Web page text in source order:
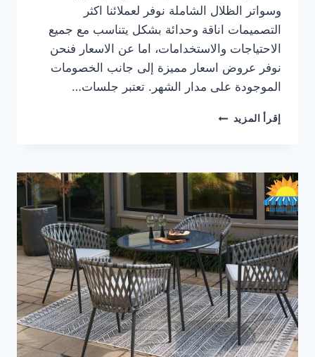
وسواتر الظلال الشاملة نوفر لعملائنا اكثر
التصميمات اناقة وحدائة بشكل يتناسب مع جميع
الاحتياجات والاستخدامات، اما عن الاسعار فنحن
نوفر عروض اسعار مميزة إلى جانب الخصومات
الموجودة على مدار الشهر. تعتبر جلسات…
إقرأ المزيد تصميم
جلسات
الرياض
فاخرة
للاحواش
والاسطح
والمسابح